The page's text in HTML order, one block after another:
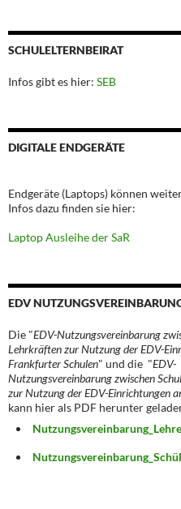
SCHULELTERNBEIRAT
Infos gibt es hier: SEB
DIGITALE ENDGERÄTE
Endgeräte (Laptops) können
Infos dazu finden sie hier:
Laptop Ausleihe der SaR
EDV
Die "EDV-Nutzungsvereinbarung
Lehrkräften zur Nutzung der EDV-
Frankfurter Schulen" und die "EDV-
Nutzungsvereinbarung zwischen
zur Nutzung der EDV-Einrichtungen
kann hier als PDF herunter